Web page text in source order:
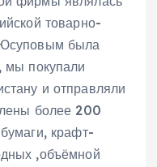
товарно-
была
мы покупали
и отправляли
более 200
крафт-
,объёмной